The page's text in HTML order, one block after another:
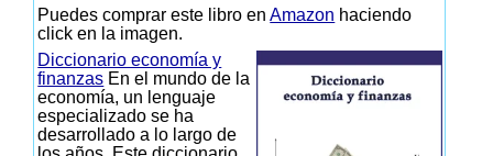
Puedes comprar este libro enAmazon haciendo
click en la imagen.
Diccionario economía y
finanzas En el mundo de la
economía, un lenguaje
especializado se ha
desarrollado a lo largo de